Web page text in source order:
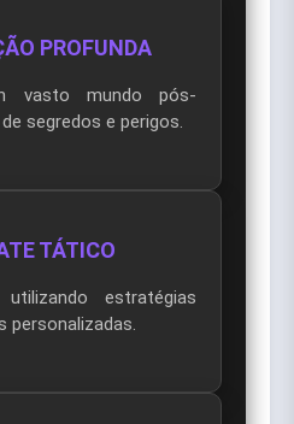
PROFUNDA
vasto mundo pós-
segredos e perigos.
TÁTICO
estratégias
personalizadas.